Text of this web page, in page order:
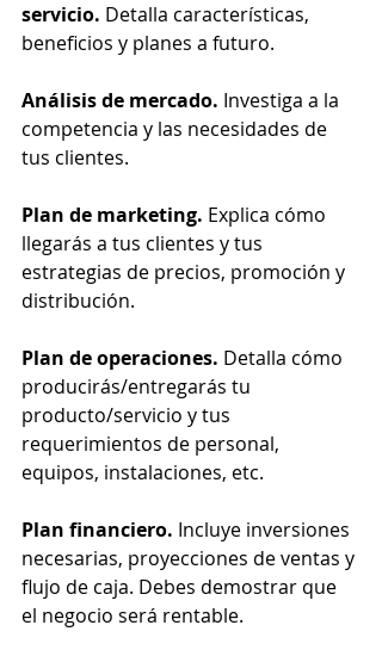
servicio. Detalla características,
beneficios y planes a futuro.
Análisis de mercado. Investiga a la
competencia y las necesidades de
tus clientes.
Plan de marketing. Explica cómo
llegarás a tus clientes y tus
estrategias de precios, promoción y
distribución.
Plan de operaciones. Detalla cómo
producirás/entregarás tu
producto/servicio y tus
requerimientos de personal,
equipos, instalaciones, etc.
Plan financiero. Incluye inversiones
necesarias, proyecciones de ventas y
flujo de caja. Debes demostrar que
el negocio será rentable.